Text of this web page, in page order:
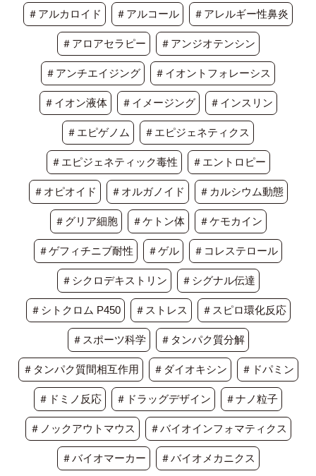
＃アルカロイド ＃アルコール ＃アレルギー性鼻炎
＃アロアセラピー ＃アンジオテンシン
＃アンチエイジング ＃イオントフォレーシス
＃イオン液体 ＃イメージング ＃インスリン
＃エピゲノム ＃エピジェネティクス
＃エピジェネティック毒性 ＃エントロピー
＃オピオイド ＃オルガノイド ＃カルシウム動態
＃グリア細胞 ＃ケトン体 ＃ケモカイン
＃ゲフィチニブ耐性 ＃ゲル ＃コレステロール
＃シクロデキストリン ＃シグナル伝達
＃シトクロム P450 ＃ストレス ＃スピロ環化反応
＃スポーツ科学 ＃タンパク質分解
＃タンパク質間相互作用 ＃ダイオキシン ＃ドパミン
＃ドミノ反応 ＃ドラッグデザイン ＃ナノ粒子
＃ノックアウトマウス ＃バイオインフォマティクス
＃バイオマーカー ＃バイオメカニクス